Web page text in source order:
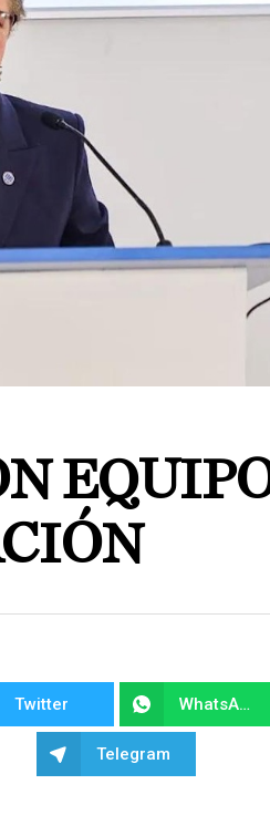
Twitter WhatsApp
Telegram